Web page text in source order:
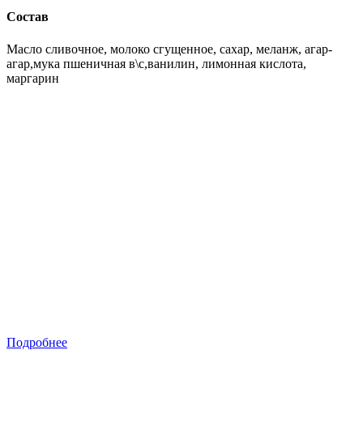
Состав
Масло сливочное, молоко сгущенное, сахар, меланж, агар-
агар,мука пшеничная в\с,ванилин, лимонная кислота,
маргарин
Подробнее